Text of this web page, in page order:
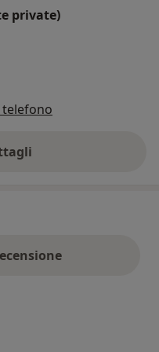
private)